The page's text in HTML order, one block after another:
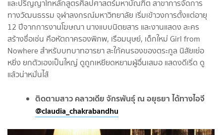
และปริญญาโทหลักสูตรศิลปศาสตร์มหาบัณฑิต สาขาการจัดการ
ทางวัฒนธรรม จุฬาลงกรณ์มหาวิทยาลัย เริ่มเข้าวงการตั้งแต่อายุ
12 ปีจากการงานโฆษณา นางแบบนิตยสาร และงานแสดง ละคร
สร้างชื่อเช่น คือหัตถาครองพิภพ, เรือมนุษย์, เด็กใหม่ Girl from
Nowhere สำหรับบทบาทอารยา สะใภ้คนรองของตระกูล นิสัยเย่อ
หยิ่ง ยกตัวเองเป็นใหญ่ ดูถูกเหยียดหยามผู้อื่นเสมอ แสดงดีเริ่ด ดู
แล้วน่าหมั่นไส้
ติดตามสาว คลาวเดีย จักรพันธุ์ ณ อยุธยา ได้ทางไอจี
@claudia_chakrabandhu